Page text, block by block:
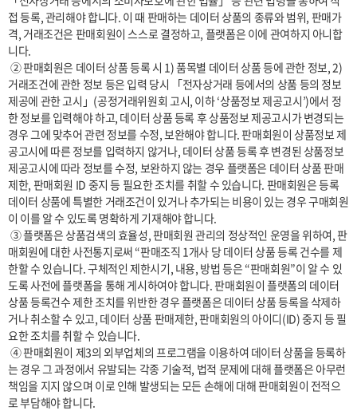
접 등록, 관리해야 합니다. 이 때 판매하는 데이터 상품의 종류와 범위, 판매가
격, 거래조건은 판매회원이 스스로 결정하고, 플랫폼은 이에 관여하지 아니합
니다.
거래조건에 관한 정보 등은 입력 당시 「전자상거래 등에서의 상품 등의 정보
제공에 관한 고시」(공정거래위원회 고시, 이하 ‘상품정보 제공고시’)에서 정
한 정보를 입력해야 하고, 데이터 상품 등록 후 상품정보 제공고시가 변경되는
경우 그에 맞추어 관련 정보를 수정, 보완해야 합니다. 판매회원이 상품정보 제
공고시에 따른 정보를 입력하지 않거나, 데이터 상품 등록 후 변경된 상품정보
제공고시에 따라 정보를 수정, 보완하지 않는 경우 플랫폼은 데이터 상품 판매
제한, 판매회원 ID 중지 등 필요한 조치를 취할 수 있습니다. 판매회원은 등록
데이터 상품에 특별한 거래조건이 있거나 추가되는 비용이 있는 경우 구매회원
이 이를 알 수 있도록 명확하게 기재해야 합니다.
매회원에 대한 사전통지로써 “판매조직 1개사 당 데이터 상품 등록 건수를 제
한할 수 있습니다. 구체적인 제한시기, 내용, 방법 등은 “판매회원”이 알 수 있
도록 사전에 플랫폼을 통해 게시하여야 합니다. 판매회원이 플랫폼의 데이터
상품 등록건수 제한 조치를 위반한 경우 플랫폼은 데이터 상품 등록을 삭제하
거나 취소할 수 있고, 데이터 상품 판매제한, 판매회원의 아이디(ID) 중지 등 필
요한 조치를 취할 수 있습니다.
는 경우 그 과정에서 유발되는 각종 기술적, 법적 문제에 대해 플랫폼은 아무런
책임을 지지 않으며 이로 인해 발생되는 모든 손해에 대해 판매회원이 전적으
로 부담해야 합니다.